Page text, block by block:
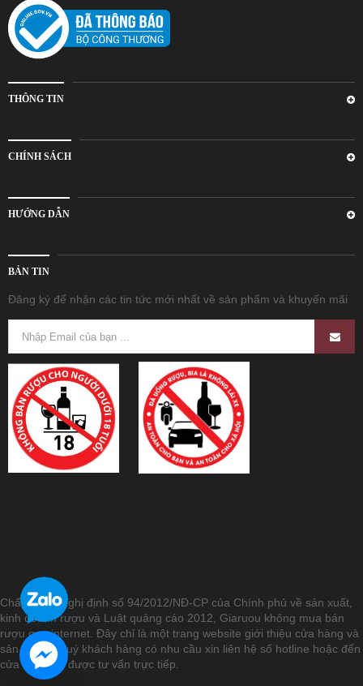
THÔNG TIN
CHÍNH SÁCH
HƯỚNG DẪN
BẢN TIN
Đăng ký để nhận các tin tức mới nhất về sản phẩm và khuyến mãi
Chấp hành Nghị định số 94/2012/NĐ-CP của Chính phủ về sản xuất,
kinh doanh rượu và Luật quảng cáo 2012, Giaruou không mua bán
rượu qua internet. Đây chỉ là một trang website giới thiệu cửa hàng và
sản phẩm. Quý khách hàng có nhu cầu xin liên hệ số hotline hoặc đến
cửa hàng để được tư vấn trực tiếp.